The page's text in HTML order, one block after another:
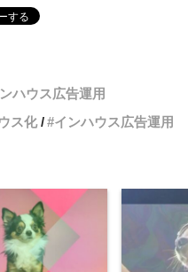
ハウス広告運用
ス化 インハウス広告運用